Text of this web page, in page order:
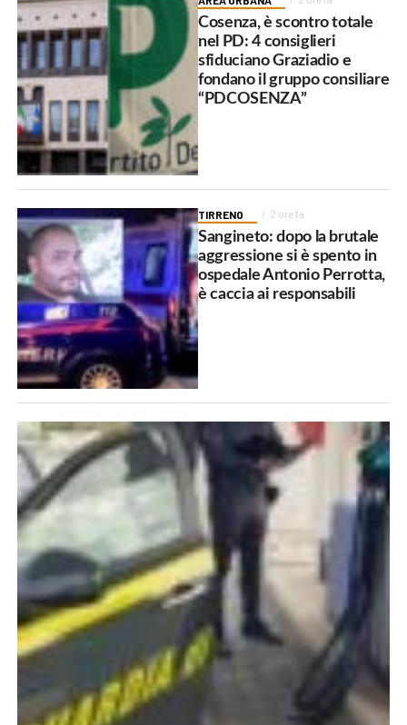
Cosenza, è scontro totale
nel PD: 4 consiglieri
sfiduciano Graziadio e
fondano il gruppo consiliare
“PDCOSENZA”
TIRRENO 2 ore fa
Sangineto: dopo la brutale
aggressione si è spento in
ospedale Antonio Perrotta,
è caccia ai responsabili